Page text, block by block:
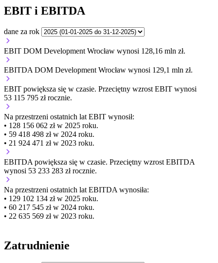
EBIT i EBITDA
dane za rok
EBIT DOM Development Wrocław wynosi 128,16 mln zł.
EBITDA DOM Development Wrocław wynosi 129,1 mln zł.
EBIT powiększa się w czasie. Przeciętny wzrost EBIT wynosi
53 115 795 zł rocznie.
Na przestrzeni ostatnich lat EBIT wynosił:
• 128 156 062 zł w 2025 roku.
• 59 418 498 zł w 2024 roku.
• 21 924 471 zł w 2023 roku.
EBITDA powiększa się w czasie. Przeciętny wzrost EBITDA
wynosi 53 233 283 zł rocznie.
Na przestrzeni ostatnich lat EBITDA wynosiła:
• 129 102 134 zł w 2025 roku.
• 60 217 545 zł w 2024 roku.
• 22 635 569 zł w 2023 roku.
Zatrudnienie